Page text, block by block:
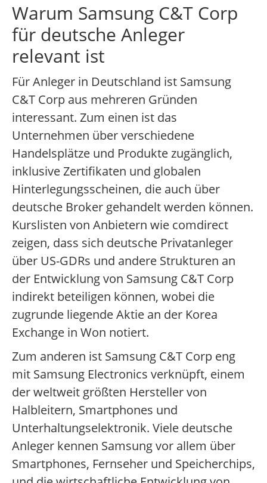
Warum Samsung C&T Corp
für deutsche Anleger
relevant ist
Für Anleger in Deutschland ist Samsung
C&T Corp aus mehreren Gründen
interessant. Zum einen ist das
Unternehmen über verschiedene
Handelsplätze und Produkte zugänglich,
inklusive Zertifikaten und globalen
Hinterlegungsscheinen, die auch über
deutsche Broker gehandelt werden können.
Kurslisten von Anbietern wie comdirect
zeigen, dass sich deutsche Privatanleger
über US-GDRs und andere Strukturen an
der Entwicklung von Samsung C&T Corp
indirekt beteiligen können, wobei die
zugrunde liegende Aktie an der Korea
Exchange in Won notiert.
Zum anderen ist Samsung C&T Corp eng
mit Samsung Electronics verknüpft, einem
der weltweit größten Hersteller von
Halbleitern, Smartphones und
Unterhaltungselektronik. Viele deutsche
Anleger kennen Samsung vor allem über
Smartphones, Fernseher und Speicherchips,